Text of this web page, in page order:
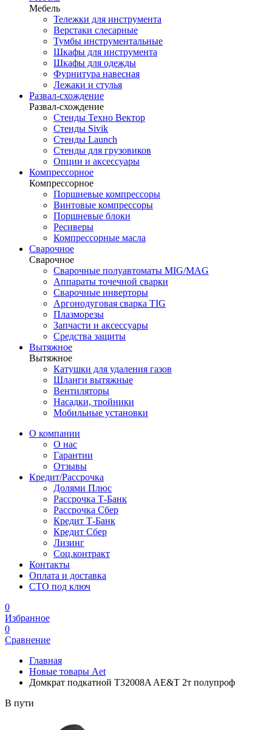
Мебель
Тележки для инструмента
Верстаки слесарные
Тумбы инструментальные
Шкафы для инструмента
Шкафы для одежды
Фурнитура навесная
Лежаки и стулья
Развал-схождение
Развал-схождение
Стенды Техно Вектор
Стенды Sivik
Стенды Launch
Стенды для грузовиков
Опции и аксессуары
Компрессорное
Компрессорное
Поршневые компрессоры
Винтовые компрессоры
Поршневые блоки
Ресиверы
Компрессорные масла
Сварочное
Сварочное
Сварочные полуавтоматы MIG/MAG
Аппараты точечной сварки
Сварочные инверторы
Аргонодуговая сварка TIG
Плазморезы
Запчасти и аксессуары
Средства защиты
Вытяжное
Вытяжное
Катушки для удаления газов
Шланги вытяжные
Вентиляторы
Насадки, тройники
Мобильные установки
О компании
О нас
Гарантии
Отзывы
Кредит/Рассрочка
Долями Плюс
Рассрочка Т-Банк
Рассрочка Сбер
Кредит Т-Банк
Кредит Сбер
Лизинг
Соц.контракт
Контакты
Оплата и доставка
СТО под ключ
0
Избранное
0
Сравнение
Главная
Новые товары Aet
Домкрат подкатной T32008A AE&T 2т полупроф
В пути